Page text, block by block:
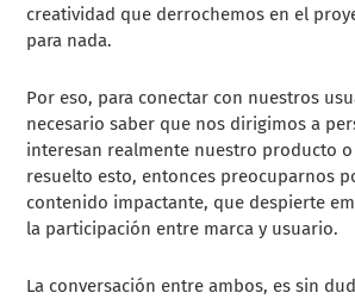
creatividad que derrochemos en el
para nada.
Por eso, para conectar con nuestros
necesario saber que nos dirigimos a
interesan realmente nuestro producto o
resuelto esto, entonces preocuparnos
contenido impactante, que despierte
la participación entre marca y usuario.
La conversación entre ambos, es sin